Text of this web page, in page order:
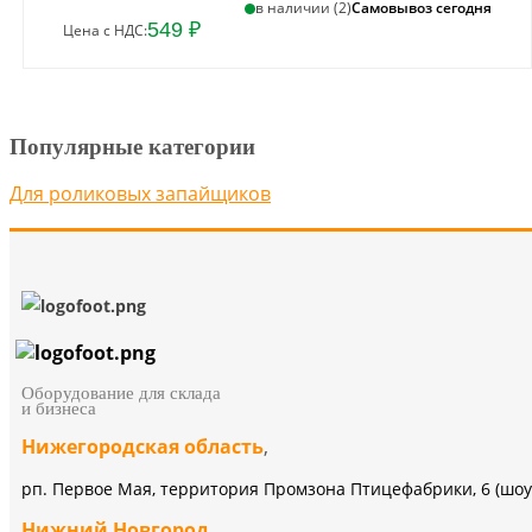
в наличии (2)Самовывоз сегодня
Цена с НДС:549 ₽
Популярные категории
Для роликовых запайщиков
Оборудование для склада
и бизнеса
Нижегородская область,
рп. Первое Мая, территория Промзона Птицефабрики, 6